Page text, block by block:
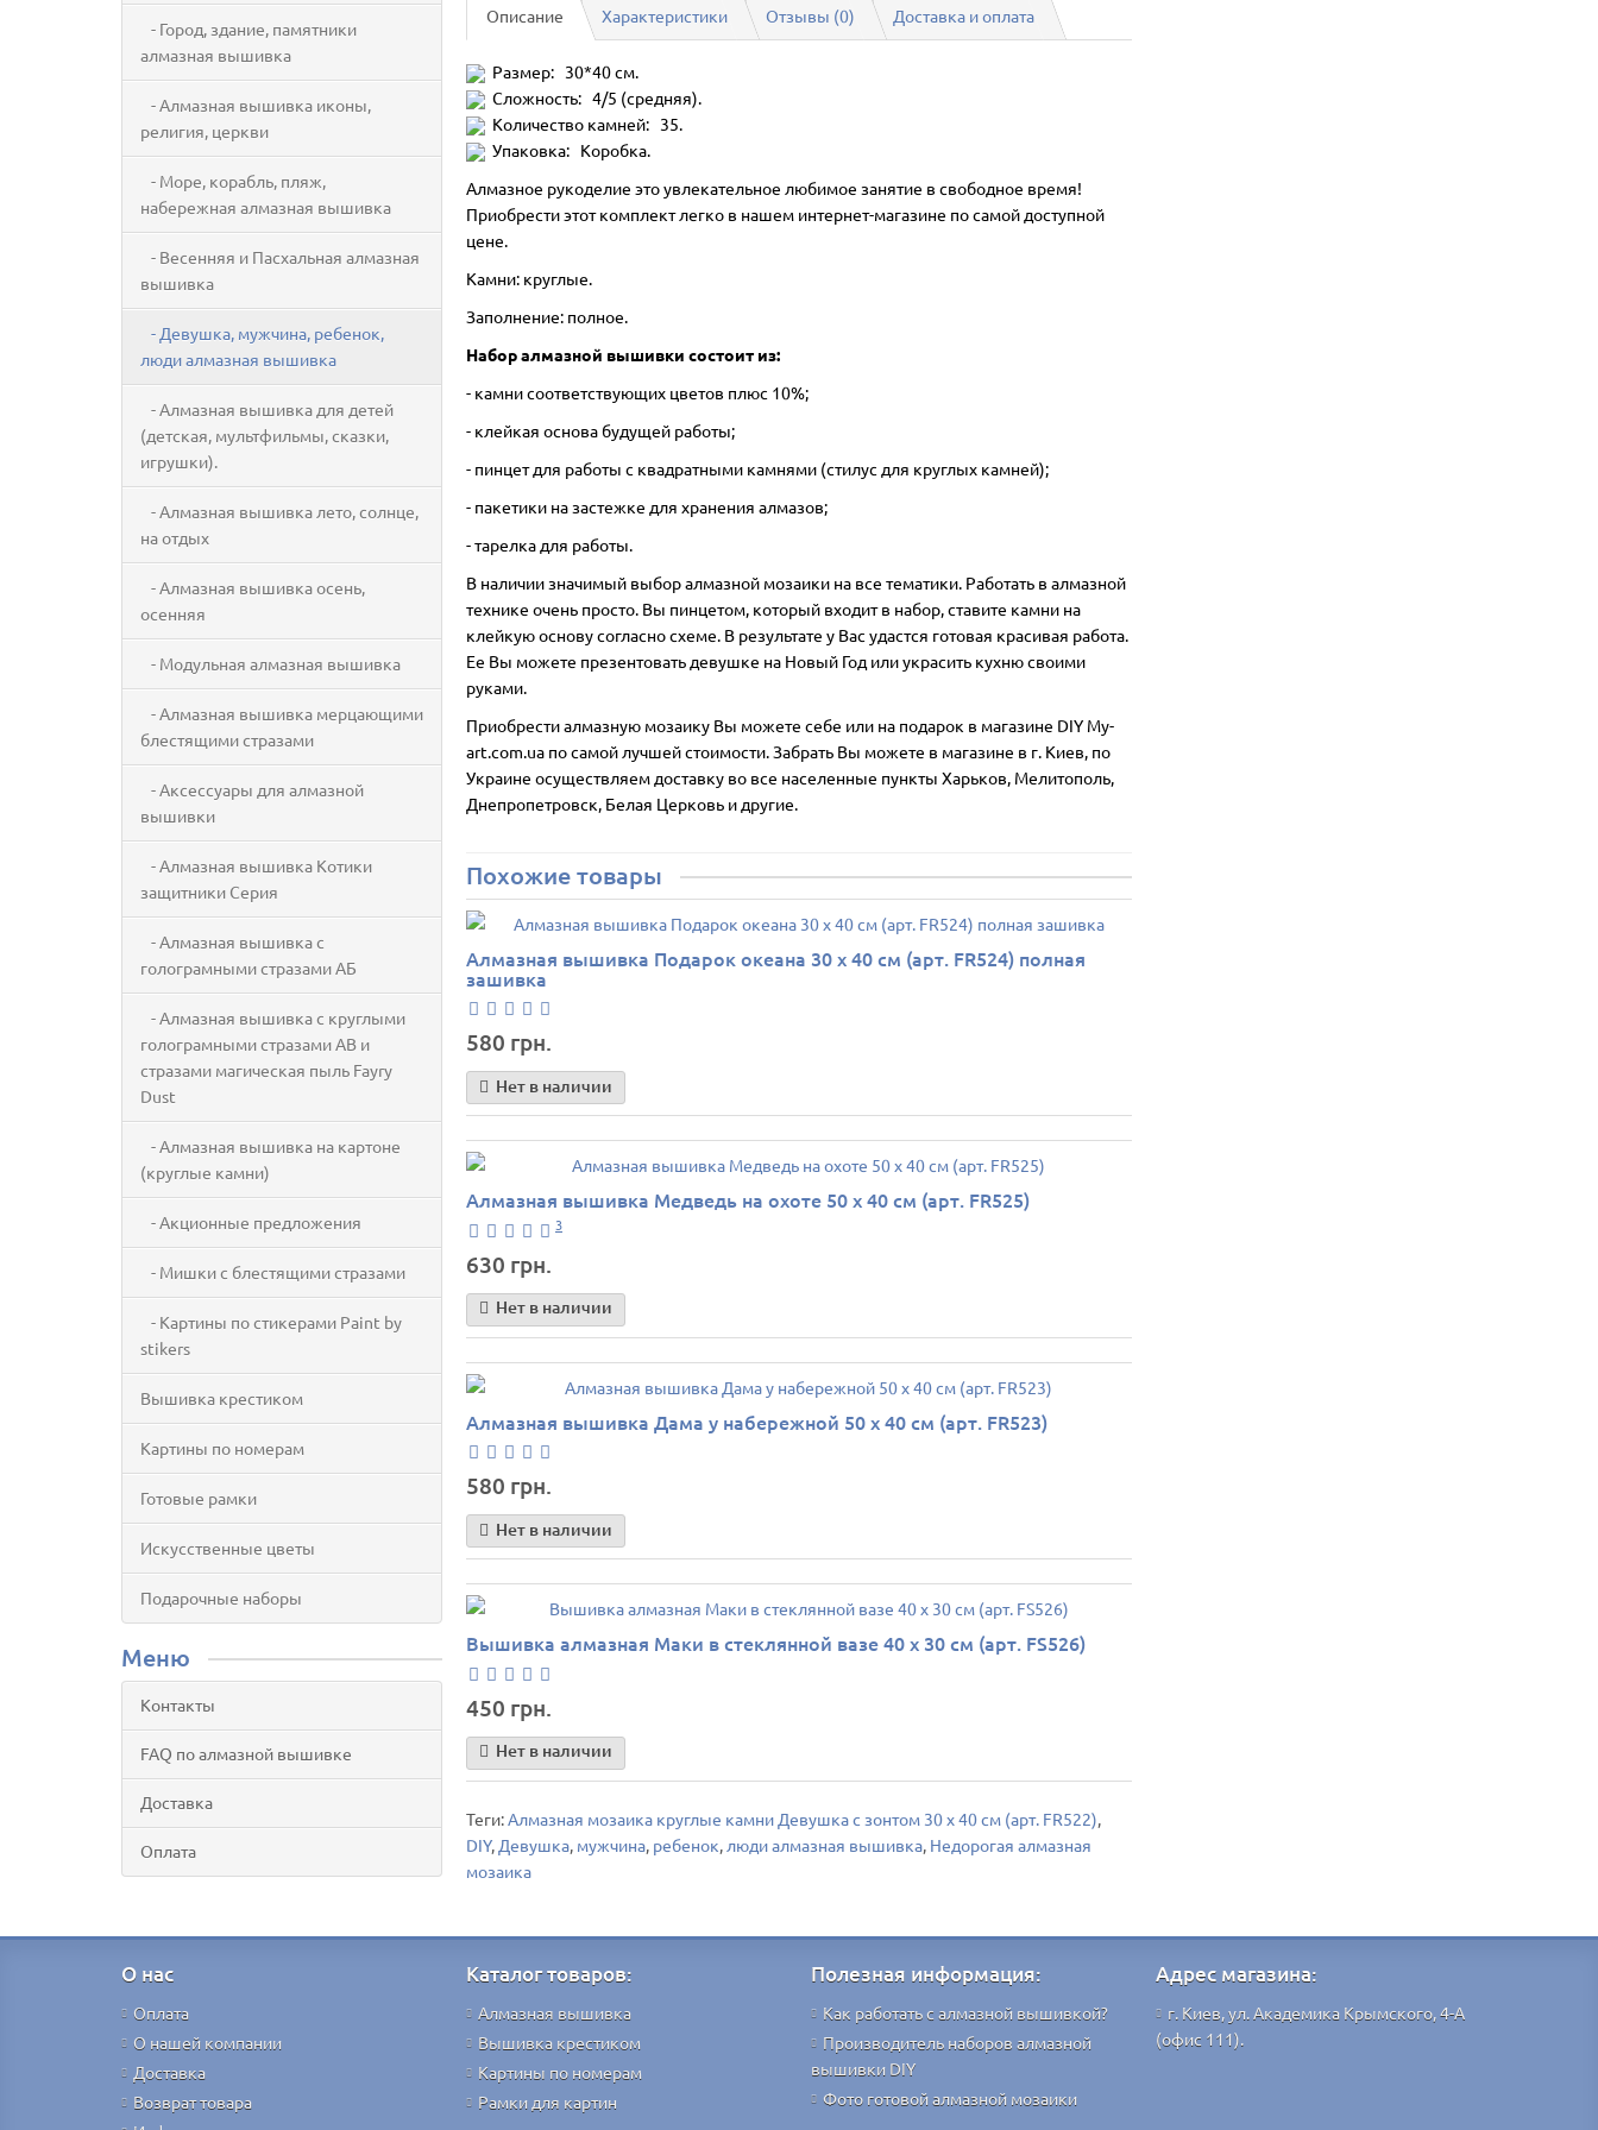
- Город, здание, памятники
алмазная вышивка
- Алмазная вышивка иконы,
религия, церкви
- Море, корабль, пляж,
набережная алмазная вышивка
- Весенняя и Пасхальная алмазная
вышивка
- Девушка, мужчина, ребенок,
люди алмазная вышивка
- Алмазная вышивка для детей
(детская, мультфильмы, сказки,
игрушки).
- Алмазная вышивка лето, солнце,
на отдых
- Алмазная вышивка осень,
осенняя
- Модульная алмазная вышивка
- Алмазная вышивка мерцающими
блестящими стразами
- Аксессуары для алмазной
вышивки
- Алмазная вышивка Котики
защитники Серия
- Алмазная вышивка с
голограмными стразами АБ
- Алмазная вышивка с круглыми
голограмными стразами AB и
стразами магическая пыль Fayry
Dust
- Алмазная вышивка на картоне
(круглые камни)
- Акционные предложения
- Мишки с блестящими стразами
- Картины по стикерами Paint by
stikers
Вышивка крестиком
Картины по номерам
Готовые рамки
Искусственные цветы
Подарочные наборы
Меню
Контакты
FAQ по алмазной вышивке
Доставка
Оплата
Описание Характеристики Отзывы (0) Доставка и оплата
Размер: 30*40 см.
Сложность: 4/5 (средняя).
Количество камней: 35.
Упаковка: Коробка.
Алмазное рукоделие это увлекательное любимое занятие в свободное время!
Приобрести этот комплект легко в нашем интернет-магазине по самой доступной
цене.
Камни: круглые.
Заполнение: полное.
Набор алмазной вышивки состоит из:
- камни соответствующих цветов плюс 10%;
- клейкая основа будущей работы;
- пинцет для работы с квадратными камнями (стилус для круглых камней);
- пакетики на застежке для хранения алмазов;
- тарелка для работы.
В наличии значимый выбор алмазной мозаики на все тематики. Работать в алмазной
технике очень просто. Вы пинцетом, который входит в набор, ставите камни на
клейкую основу согласно схеме. В результате у Вас удастся готовая красивая работа.
Ее Вы можете презентовать девушке на Новый Год или украсить кухню своими
руками.
Приобрести алмазную мозаику Вы можете себе или на подарок в магазине DIY My-
art.com.ua по самой лучшей стоимости. Забрать Вы можете в магазине в г. Киев, по
Украине осуществляем доставку во все населенные пункты Харьков, Мелитополь,
Днепропетровск, Белая Церковь и другие.
Похожие товары
Алмазная вышивка Подарок океана 30 х 40 см (арт. FR524) полная
зашивка
580 грн.
Нет в наличии
Алмазная вышивка Медведь на охоте 50 х 40 см (арт. FR525)
3
630 грн.
Нет в наличии
Алмазная вышивка Дама у набережной 50 х 40 см (арт. FR523)
580 грн.
Нет в наличии
Вышивка алмазная Маки в стеклянной вазе 40 х 30 см (арт. FS526)
450 грн.
Нет в наличии
Теги: Алмазная мозаика круглые камни Девушка с зонтом 30 х 40 см (арт. FR522)
DIY, Девушка мужчина ребенок люди алмазная вышивка Недорогая алмазная
мозаика
О нас
Оплата
О нашей компании
Доставка
Возврат товара
Каталог товаров:
Алмазная вышивка
Вышивка крестиком
Картины по номерам
Рамки для картин
Полезная информация:
Как работать с алмазной вышивкой?
Производитель наборов алмазной
вышивки DIY
Фото готовой алмазной мозаики
Адрес магазина:
г. Киев, ул. Академика Крымского, 4-А
(офис 111).